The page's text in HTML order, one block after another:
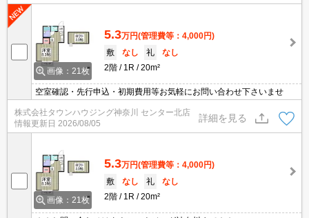
画像：21枚
5.3万円(管理費等：4,000円)
敷
なし 礼
なし
2階
1R 20m²
空室確認・先行申込・初期費用等お気軽にお問い合わせ下さいませ
株式会社タウンハウジング神奈川 センター北店
情報更新日 2026/08/05
詳細を見る
画像：21枚
5.3万円(管理費等：4,000円)
敷
なし 礼
なし
2階
1R 20m²